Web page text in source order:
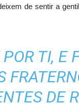
de sentir a
TI, E
DE